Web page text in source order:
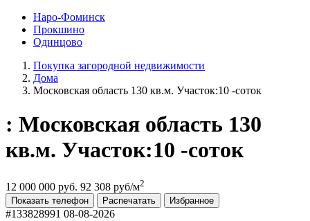
Наро-Фоминск
Прокшино
Одинцово
Покупка загородной недвижимости
Дома
Московская область 130 кв.м. Участок:10 -соток
: Московская область 130
кв.м. Участок:10 -соток
12 000 000 руб. 92 308 руб/м2
Показать телефон
Распечатать Избранное
#133828991 08-08-2026